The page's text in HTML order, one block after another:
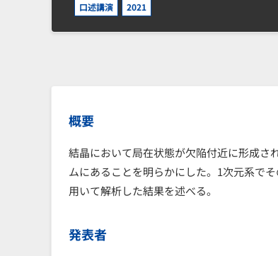
口述講演 2021
概要
結晶において局在状態が欠陥付近に形成さ
ムにあることを明らかにした。1次元系で
用いて解析した結果を述べる。
発表者